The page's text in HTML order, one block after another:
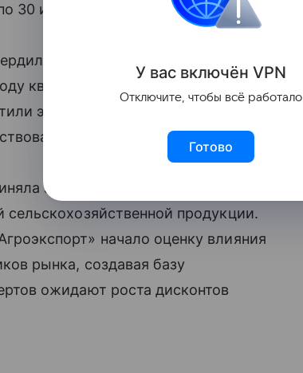
30 июня.
квоту на вывоз российского зерна
квота была на уровне 25,5 млн т.
экспорт твердой пшеницы
до 31 мая 2024 года.
законопроект, направленный
продукции.
начало оценку влияния
рынка, создавая базу
ожидают роста дисконтов
У вас включён VPN
Отключите, чтобы всё работало
Готово